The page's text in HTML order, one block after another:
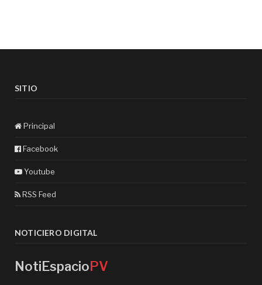
SITIO
Principal
Facebook
Youtube
RSS Feed
NOTICIERO DIGITAL
NotiEspacioPV